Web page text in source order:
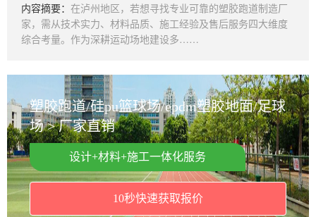
内容摘要： 在泸州地区，若想寻找专业可靠的塑胶跑道制造厂
家，需从技术实力、材料品质、施工经验及售后服务四大维度
综合考量。作为深耕运动场地建设多……
塑胶跑道/硅pu篮球场/epdm塑胶地面/足球
场 > 厂家直销
设计+材料+施工一体化服务
10秒快速获取报价